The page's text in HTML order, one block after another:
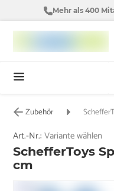
Mehr als 400
Zubehör
Art.-Nr.:Variante wählen
SchefferToys
cm